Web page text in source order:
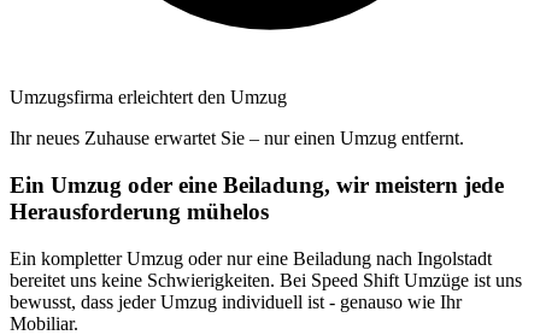
Umzugsfirma erleichtert den Umzug
Ihr neues Zuhause erwartet Sie – nur einen Umzug entfernt.
Ein Umzug oder eine Beiladung, wir meistern jede
Herausforderung mühelos
Ein kompletter Umzug oder nur eine Beiladung nach Ingolstadt
bereitet uns keine Schwierigkeiten. Bei Speed Shift Umzüge ist uns
bewusst, dass jeder Umzug individuell ist - genauso wie Ihr
Mobiliar.